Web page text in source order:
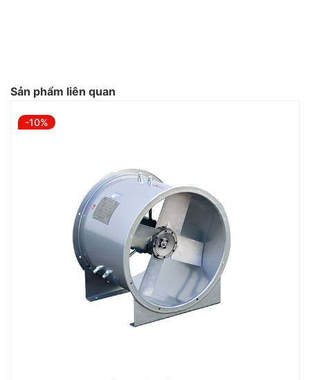
Sản phẩm liên quan
-10%